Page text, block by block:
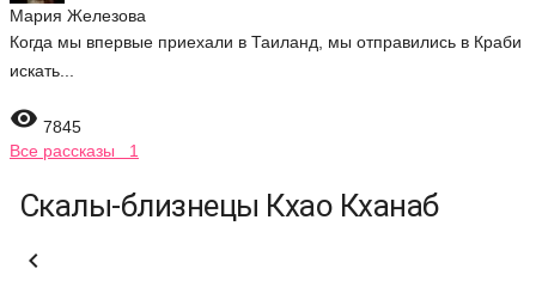
Мария Железова
Когда мы впервые приехали в Таиланд, мы отправились в Краби
искать...
 7845
Все рассказы 1
Скалы-близнецы Кхао Кханаб
